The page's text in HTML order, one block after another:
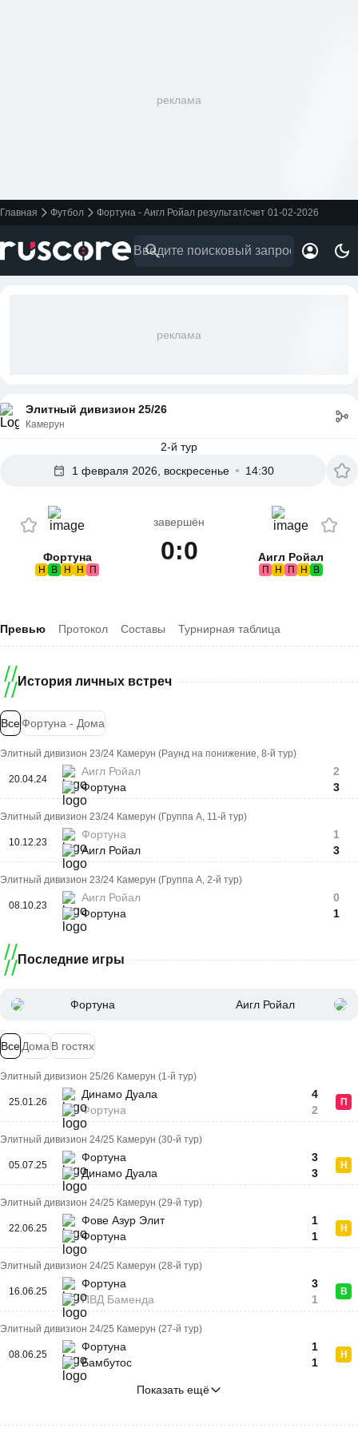
реклама
Главная Футбол Фортуна - Аигл Ройал результат/счет 01-02-2026
реклама
Элитный дивизион 25/26
Камерун
2-й тур
1 февраля 2026, воскресенье
14:30
Фортуна
Н В Н Н П
завершён
0:0 Аигл Ройал
П Н П Н В
Превью Протокол Составы Турнирная таблица
История личных встреч
ВсеФортуна - Дома
Элитный дивизион 23/24 Камерун (Раунд на понижение, 8-й тур)
20.04.24
Аигл Ройал
Фортуна
2
3
Элитный дивизион 23/24 Камерун (Группа A, 11-й тур)
10.12.23
Фортуна
Аигл Ройал
1
3
Элитный дивизион 23/24 Камерун (Группа A, 2-й тур)
08.10.23
Аигл Ройал
Фортуна
0
1
Последние игры
Фортуна Аигл Ройал
ВсеДома В гостях
Элитный дивизион 25/26 Камерун (1-й тур)
25.01.26
Динамо Дуала
Фортуна
4
2
П
Элитный дивизион 24/25 Камерун (30-й тур)
05.07.25
Фортуна
Динамо Дуала
3
3
Н
Элитный дивизион 24/25 Камерун (29-й тур)
22.06.25
Фове Азур Элит
Фортуна
1
1
Н
Элитный дивизион 24/25 Камерун (28-й тур)
16.06.25
Фортуна
ПВД Баменда
3
1
В
Элитный дивизион 24/25 Камерун (27-й тур)
08.06.25
Фортуна
Бамбутос
1
1
Н
Показать ещё